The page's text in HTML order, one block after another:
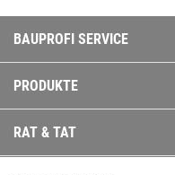
BAUPROFI SERVICE
PRODUKTE
RAT & TAT